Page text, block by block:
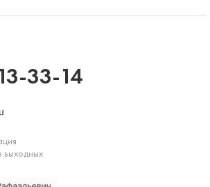
33-14
выходных